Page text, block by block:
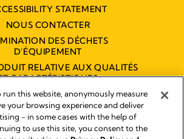
STATEMENT
NOUS CONTACTER
DES DÉCHETS
D'ÉQUIPEMENT
RELATIVE AUX QUALITÉS
CARACTÉRISTIQUES
ENVIRONNEMENTALES
Empreinte
run this website, anonymously measure
your browsing experience and deliver
- in some cases with the help of
to use this site, you consent to the